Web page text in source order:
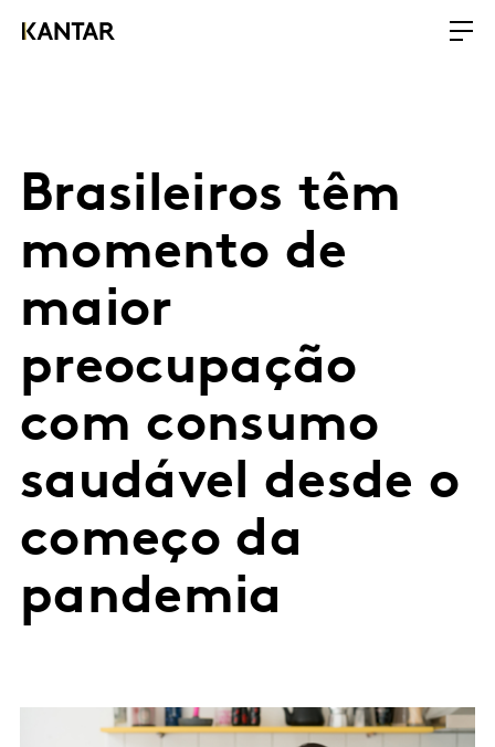
Brasileiros têm
momento de
maior
preocupação
com consumo
saudável desde o
começo da
pandemia